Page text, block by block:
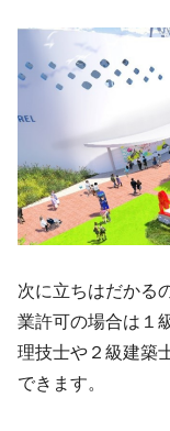
次に立ちはだかる
業許可の場合は１
理技士や２級建築
できます。